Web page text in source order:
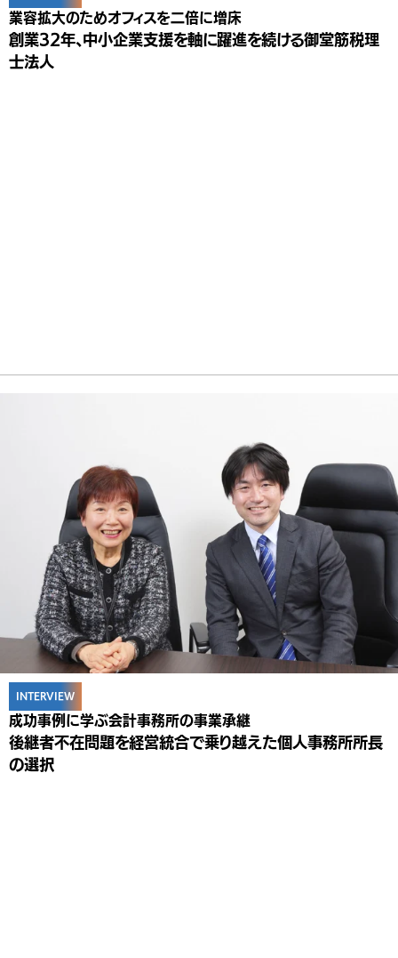
業容拡大のためオフィスを二倍に増床
創業32年、中小企業支援を軸に躍進を続ける御堂筋税理
士法人
INTERVIEW
成功事例に学ぶ会計事務所の事業承継
後継者不在問題を経営統合で乗り越えた個人事務所所長
の選択